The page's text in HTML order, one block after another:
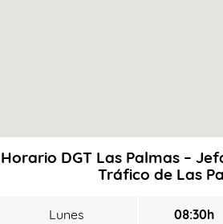
Horario DGT Las Palmas –
Tráfico de Las
Lunes 08:30h